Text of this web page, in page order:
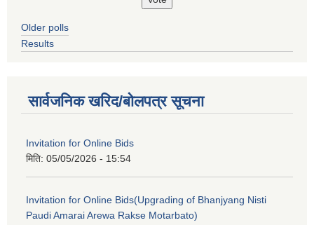
Older polls
Results
सार्वजनिक खरिद/बोलपत्र सूचना
Invitation for Online Bids
मिति: 05/05/2026 - 15:54
Invitation for Online Bids(Upgrading of Bhanjyang Nisti
Paudi Amarai Arewa Rakse Motarbato)